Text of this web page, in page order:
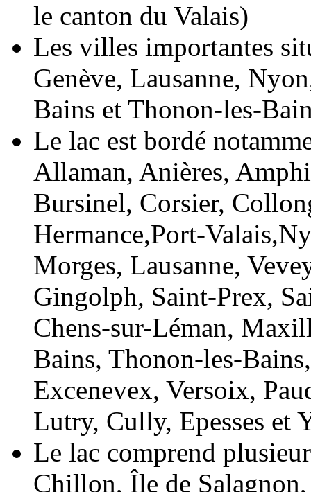
le canton du Valais)
Les villes importantes
Genève, Lausanne,
Bains et Thonon-les-
Le lac est bordé
Allaman, Anières,
Bursinel, Corsier,
Hermance,Port-
Morges, Lausanne,
Gingolph, Saint-Prex,
Chens-sur-Léman,
Bains, Thonon-les-
Excenevex, Versoix,
Lutry, Cully, Epesses et
Le lac comprend
Chillon, Île de